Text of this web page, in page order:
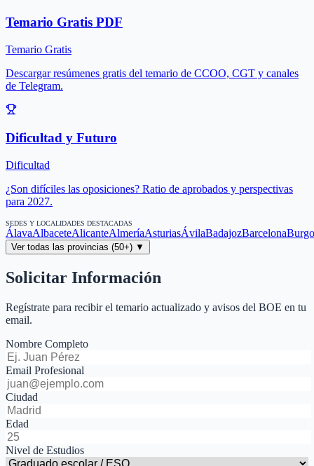
Temario Gratis PDF
Temario Gratis
Descargar resúmenes gratis del temario de CCOO, CGT y canales
de Telegram.
Dificultad y Futuro
Dificultad
¿Son difíciles las oposiciones? Ratio de aprobados y perspectivas
para 2027.
SEDES Y LOCALIDADES DESTACADAS
ÁlavaAlbaceteAlicanteAlmeríaAsturiasÁvilaBadajozBarcelona
Ver todas las provincias (50+) ▼
Solicitar Información
Regístrate para recibir el temario actualizado y avisos del BOE en tu
email.
Nombre Completo
Email Profesional
Ciudad
Edad
Nivel de Estudios